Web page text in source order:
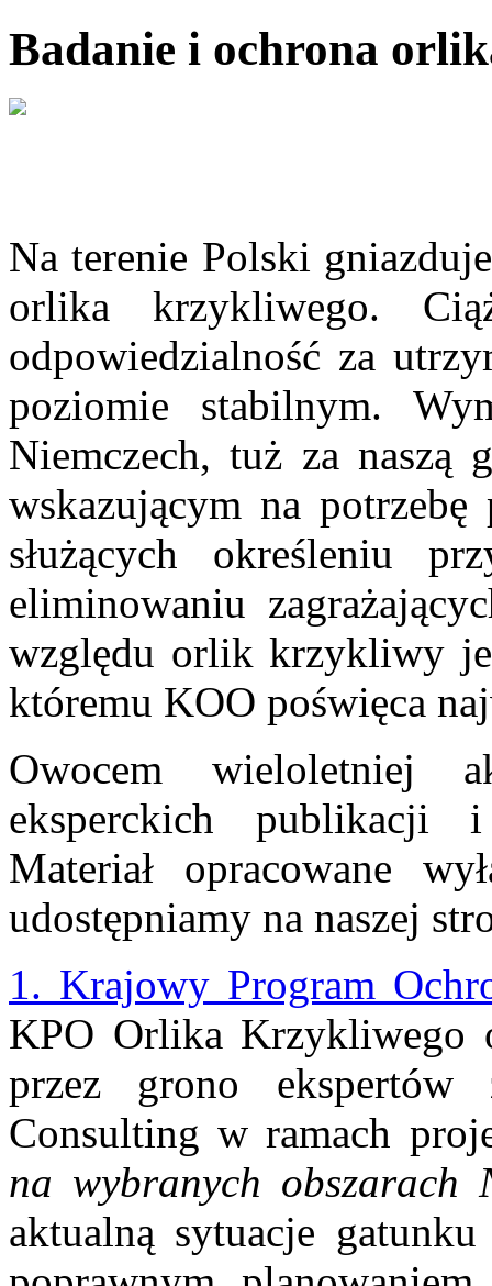
Badanie i ochrona
Na terenie Polski
orlika krzykliwego.
odpowiedzialność za
poziomie stabilnym.
Niemczech, tuż za naszą
wskazującym na
służących określeniu
eliminowaniu
względu orlik krzykliwy
któremu KOO poświęca
Owocem wieloletniej
eksperckich publikacji i
Materiał opracowane
udostępniamy na naszej
1. Krajowy Program
KPO Orlika Krzykliwego
przez grono
Consulting w ramach
na wybranych obszarach
aktualną sytuacje